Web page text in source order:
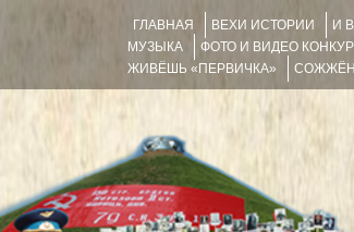
ГЛАВНАЯ ВЕХИ ИСТОРИИ И
МУЗЫКА
ФОТО И ВИДЕО
ЖИВЁШЬ «ПЕРВИЧКА»